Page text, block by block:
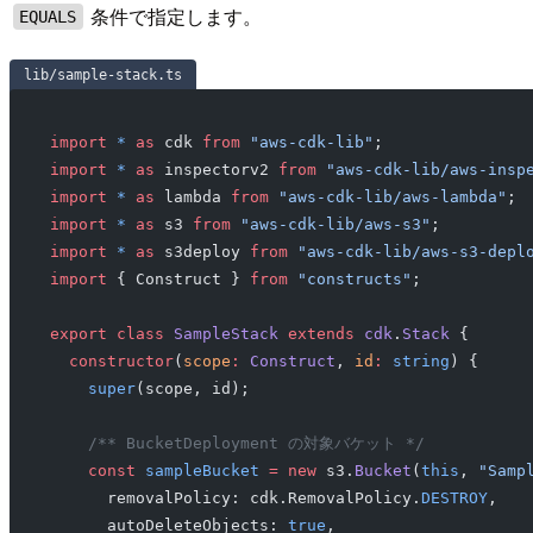
EQUALS 条件で指定します。
lib/sample-stack.ts
import * as cdk from "aws-cdk-lib" ;
import * as inspectorv2 from "aws-cdk-lib/aws-
import * as lambda from "aws-cdk-lib/aws-lambda" ;
import * as s3 from "aws-cdk-lib/aws-s3" ;
import * as s3deploy from "aws-cdk-lib/aws-s3-
import { Construct } from "constructs" ;
export class SampleStack extends cdk. Stack {
  constructor
( scope : Construct , id : string ) {
    super
(scope, id);
    /** BucketDeployment の対象バケット */
    const
sampleBucket = new s3. Bucket ( this ,
      removalPolicy: cdk.RemovalPolicy.
DESTROY,
      autoDeleteObjects:
true ,